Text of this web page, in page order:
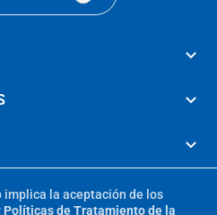
implica la aceptación de los
Políticas de Tratamiento de la